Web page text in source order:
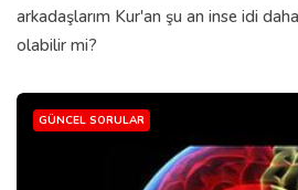
arkadaşlarım Kur'an şu an inse idi
olabilir mi?
GÜNCEL SORULAR